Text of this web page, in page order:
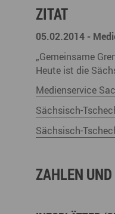
ZITAT
05.02.2014 -
„Gemeinsame
Heute ist die
Medienservice
Sächsisch-
Sächsisch-
ZAHLEN